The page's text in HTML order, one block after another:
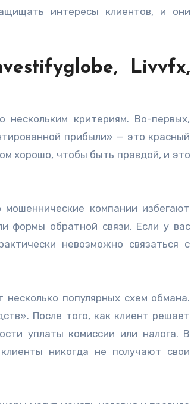
интересы клиентов, и они
Livvfx,
критериям. Во-первых,
прибыли» — это красный
хорошо, чтобы быть правдой, и это
компании избегают
формы обратной связи. Если у вас
невозможно связаться с
популярных схем обмана.
После того, как клиент решает
уплаты комиссии или налога. В
никогда не получают свои